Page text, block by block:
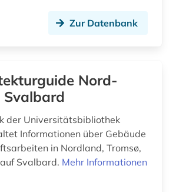
grabdenkmal (1)
(3)
grammatik (2)
Zur Datenbank
Nord-
Svalbard
der Universitätsbibliothek
Informationen über Gebäude
in Nordland, Tromsø,
Svalbard. Mehr Informationen